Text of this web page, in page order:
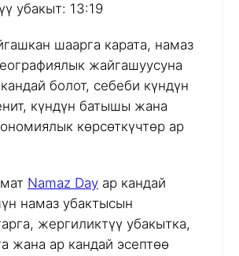
убакыт: 13:19
шаарга карата, намаз
жайгашуусуна
болот, себеби күндүн
күндүн батышы жана
көрсөткүчтөр ар
Namaz Day ар кандай
намаз убактысын
жергиликтүү убакытка,
жана ар кандай эсептөө